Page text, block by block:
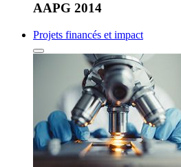
AAPG 2014
Projets financés et impact